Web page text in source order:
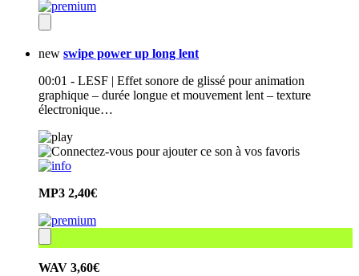
new swipe power up long lent
00:01 - LESF | Effet sonore de glissé pour animation
graphique – durée longue et mouvement lent – texture
électronique…
MP3 2,40€
WAV 3,60€